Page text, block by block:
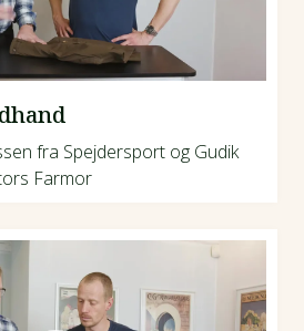
fra Spejdersport og Gudik
Farmor